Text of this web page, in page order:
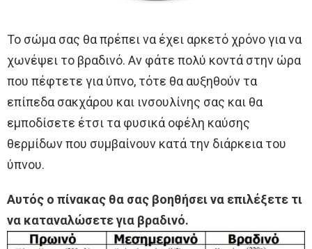
Το σώμα σας θα πρέπει να έχει αρκετό χρόνο για να
χωνέψει το βραδινό. Αν φάτε πολύ κοντά στην ώρα
που πέφτετε για ύπνο, τότε θα αυξηθούν τα
επίπεδα σακχάρου και ινσουλίνης σας και θα
εμποδίσετε έτσι τα φυσικά οφέλη καύσης
θερμίδων που συμβαίνουν κατά την διάρκεια του
ύπνου.
Αυτός ο πίνακας θα σας βοηθήσει να επιλέξετε τι
να καταναλώσετε για βραδινό.